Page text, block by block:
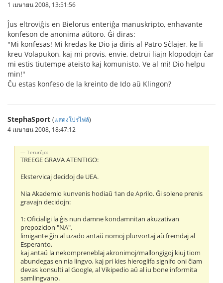
1 เมษายน 2008, 13:51:56
Ĵus eltroviĝis en Bielorus enteriĝa manuskripto, enhavante
konfeson de anonima aŭtoro. Ĝi diras:
"Mi konfesas! Mi kredas ke Dio ja diris al Patro Sĉlajer, ke li
kreu Volapukon, kaj mi provis, envie, detrui liajn klopodojn ĉar
mi estis tiutempe ateisto kaj komunisto. Ve al mi! Dio helpu
min!"
Ĉu estas konfeso de la kreinto de Ido aŭ Klingon?
StephaSport (แสดงโปรไฟล์)
4 เมษายน 2008, 18:47:12
Terurĉjo:
TREEGE GRAVA ATENTIGO:
Ekstervicaj decidoj de UEA.
Nia Akademio kunvenis hodiaŭ 1an de Aprilo. Ĝi solene prenis
gravajn decidojn:
1: Oficialigi la ĝis nun damne kondamnitan akuzativan
prepozicion "NA",
limigante ĝin al uzado antaŭ nomoj plurvortaj aŭ fremdaj al
Esperanto,
kaj antaŭ la nekompreneblaj akronimoj/mallongigoj kiuj tiom
abundegas en nia lingvo, kaj pri kies hieroglifa signifo oni ĉiam
devas konsulti al Google, al Vikipedio aŭ al iu bone informita
samlingvano.